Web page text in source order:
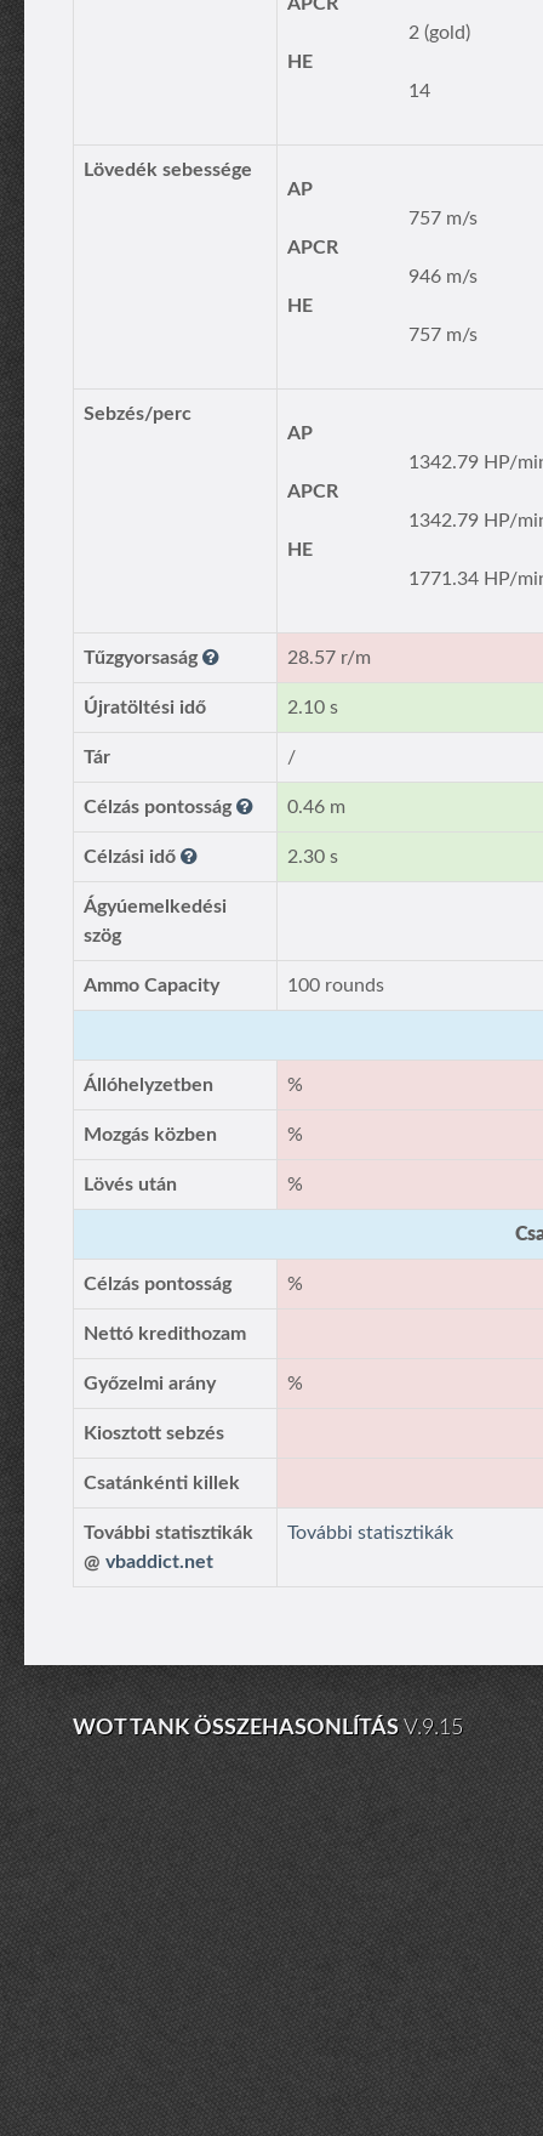
2 (gold)
HE
14
Lövedék sebessége
AP
757 m/s
APCR
946 m/s
HE
757 m/s
Sebzés/perc
AP
1342.79 HP/
APCR
1342.79 HP/
HE
1771.34 HP/
Tűzgyorsaság 28.57 r/m
Újratöltési idő 2.10 s
Tár /
Célzás pontosság 0.46 m
Célzási idő 2.30 s
Ágyúemelkedési
szög
Ammo Capacity 100 rounds
Állóhelyzetben %
Mozgás közben %
Lövés után %
Célzás pontosság %
Nettó kredithozam
Győzelmi arány %
Kiosztott sebzés
Csatánkénti killek
További statisztikák
@ vbaddict.net
További statisztikák
WOT TANK ÖSSZEHASONLÍTÁSV.9.15